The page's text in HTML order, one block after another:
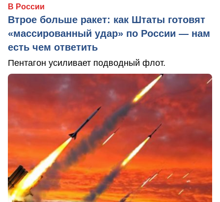
В России
Втрое больше ракет: как Штаты готовят
«массированный удар» по России — нам
есть чем ответить
Пентагон усиливает подводный флот.